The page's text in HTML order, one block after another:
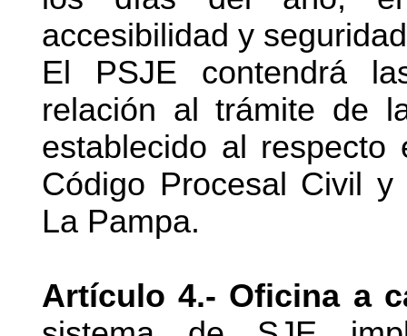
accesibilidad y
El PSJE contendrá
relación al trámite de
establecido al
Código Procesal Civil
La Pampa.
Artículo 4.- Oficina a